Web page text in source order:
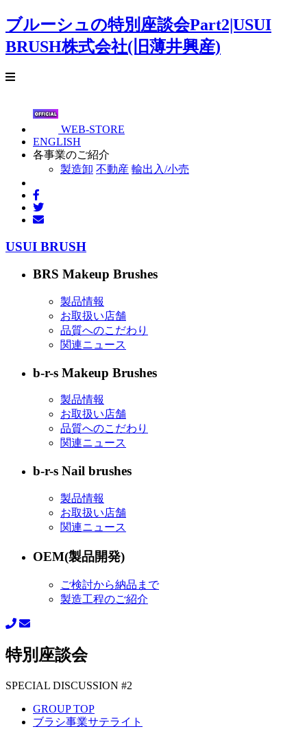
ブルーシュの特別座談会Part2|USUI
BRUSH株式会社(旧薄井興産)
WEB-STORE
ENGLISH
各事業のご紹介
製造卸 不動産 輸出入/小売
USUI BRUSH
BRS Makeup Brushes
製品情報
お取扱い店舗
品質へのこだわり
関連ニュース
b-r-s Makeup Brushes
製品情報
お取扱い店舗
品質へのこだわり
関連ニュース
b-r-s Nail brushes
製品情報
お取扱い店舗
関連ニュース
OEM(製品開発)
ご検討から納品まで
製造工程のご紹介
特別座談会
SPECIAL DISCUSSION #2
GROUP TOP
ブラシ事業サテライト